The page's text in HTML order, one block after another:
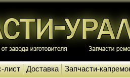
лист Доставка Запчасти-